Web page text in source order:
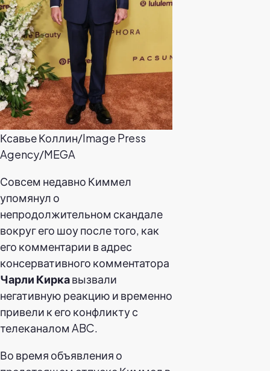
Ксавье Коллин/Image Press
Agency/MEGA
Совсем недавно Киммел
упомянул о
непродолжительном скандале
вокруг его шоу после того, как
его комментарии в адрес
консервативного комментатора
Чарли Киркавызвали
негативную реакцию и временно
привели к его конфликту с
телеканалом ABC.
Во время объявления о